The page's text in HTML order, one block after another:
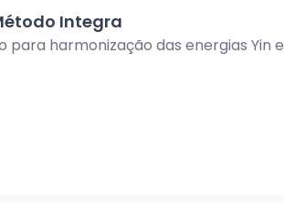
Integra
para harmonização das energias Yin e